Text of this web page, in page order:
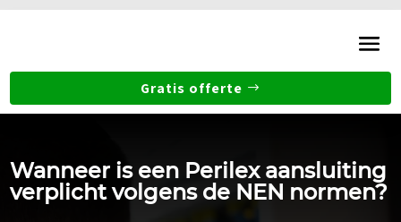
Gratis offerte
Wanneer is een Perilex aansluiting
verplicht volgens de NEN normen?